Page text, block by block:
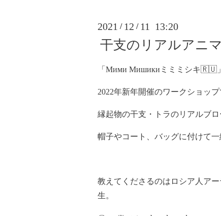
2021 / 12 / 11 13:20
干支のリアルアニ
「Мими Мишикиミミミシキ🇷🇺」
2022年新年開催のワークショッ
縁起物の干支・トラのリアルブ
帽子やコート、バッグに付けて
教えてくださるのはロシア人ア
生。